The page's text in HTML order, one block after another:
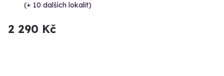
(+ 10 dalších lokalit)
2 290 Kč